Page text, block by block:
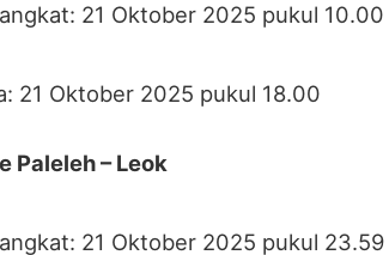
21 Oktober 2025 pukul 10.00
21 Oktober 2025 pukul 18.00
Paleleh – Leok
21 Oktober 2025 pukul 23.59